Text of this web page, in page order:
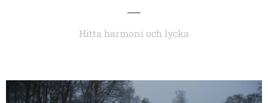
Hitta harmoni och lycka